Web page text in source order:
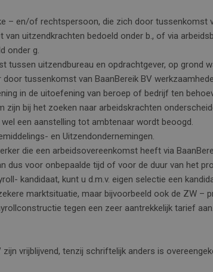
– en/of rechtspersoon, die zich door tussenkomst
van uitzendkrachten bedoeld onder b., of via
onder g.
tussen uitzendbureau en opdrachtgever, op grond
tussenkomst van BaanBereik BV
in de uitoefening van beroep of bedrijf ten
zijn bij het zoeken naar arbeidskrachten
een aanstelling tot ambtenaar wordt beoogd.
en Uitzendondernemingen.
die een arbeidsovereenkomst heeft via
dus voor onbepaalde tijd of voor de duur van het
kandidaat, kunt u d.m.v. eigen selectie een
marktsituatie, maar bijvoorbeeld ook de ZW –
tegen een zeer aantrekkelijk tarief aan.
vrijblijvend, tenzij schriftelijk anders is